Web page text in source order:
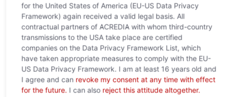
Powered byUsercentrics Consent Management
Platform
for the United States of America (EU-US Data Privacy
Framework) again received a valid legal basis. All
contractual partners of ACREDIA with whom third-country
transmissions to the USA take place are certified
companies on the Data Privacy Framework List, which
have taken appropriate measures to comply with the EU-
US Data Privacy Framework. I am at least 16 years old and
I agree and can revoke my consent at any time with effect
for the future.I can also reject this attitude altogether.